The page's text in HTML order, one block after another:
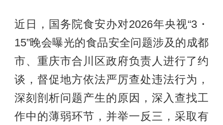
近日，国务院食安办对2026年央视“3・
15”晚会曝光的食品安全问题涉及的成都
市、重庆市合川区政府负责人进行了约
谈，督促地方依法严厉查处违法行为，
深刻剖析问题产生的原因，深入查找工
作中的薄弱环节，并举一反三，采取有